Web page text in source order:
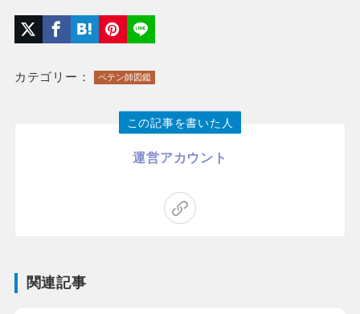
カテゴリー： ペテン師図鑑
この記事を書いた人
運営アカウント
関連記事